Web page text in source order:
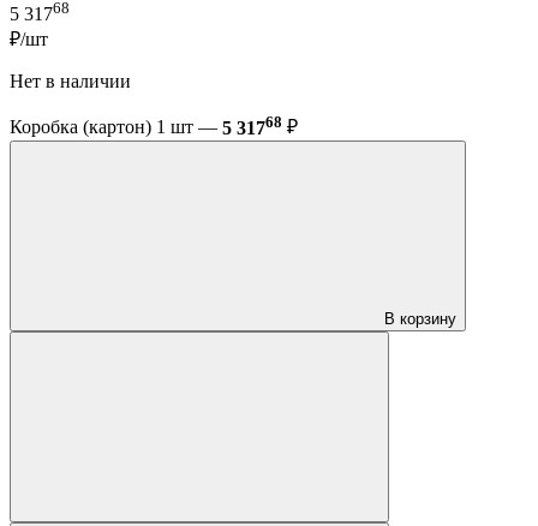
5 31768
₽/шт
Нет в наличии
Коробка (картон) 1 шт — 5 31768 ₽
В корзину